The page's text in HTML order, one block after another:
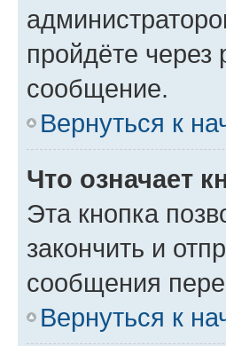
пройдёте
сообщение.
Вернуться к
Что означает
Эта кнопка
закончить и
сообщения
Вернуться к